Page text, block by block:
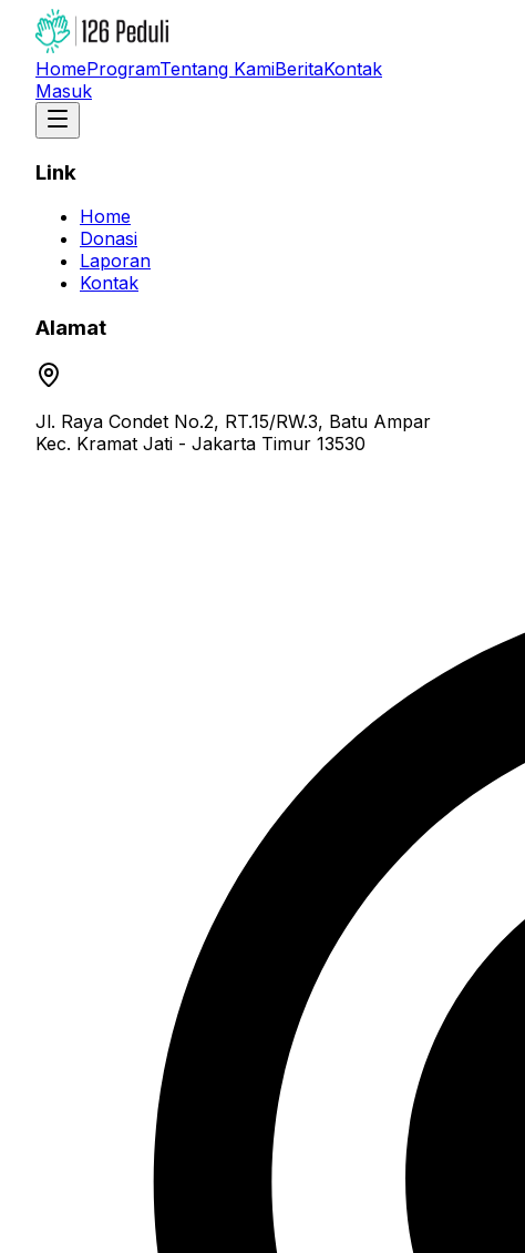
HomeProgramTentang KamiBeritaKontak
Masuk
Link
Home
Donasi
Laporan
Kontak
Alamat
Jl. Raya Condet No.2, RT.15/RW.3, Batu Ampar
Kec. Kramat Jati - Jakarta Timur 13530